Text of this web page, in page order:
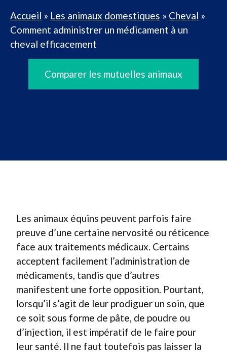
Accueil » Les animaux domestiques » Cheval »
Comment administrer un médicament à un
cheval efficacement
Comparer les mutuelles animaux
Les animaux équins peuvent parfois faire
preuve d’une certaine nervosité ou réticence
face aux traitements médicaux. Certains
acceptent facilement l’administration de
médicaments, tandis que d’autres
manifestent une forte opposition. Pourtant,
lorsqu’il s’agit de leur prodiguer un soin, que
ce soit sous forme de pâte, de poudre ou
d’injection, il est impératif de le faire pour
leur santé. Il ne faut toutefois pas laisser la